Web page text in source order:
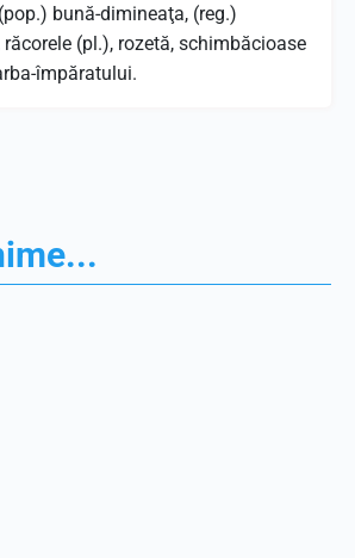
bună-dimineaţa, (reg.)
(pl.), rozetă, schimbăcioase
împăratului.